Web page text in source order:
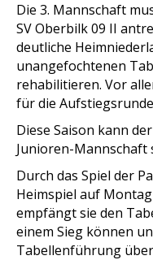
Die 3. Mannschaft
SV Oberbilk 09 II
deutliche
unangefochtenen
rehabilitieren. Vor
für die
Diese Saison kann
Junioren-Mannschaft
Durch das Spiel der
Heimspiel auf
empfängt sie den
einem Sieg können
Tabellenführung